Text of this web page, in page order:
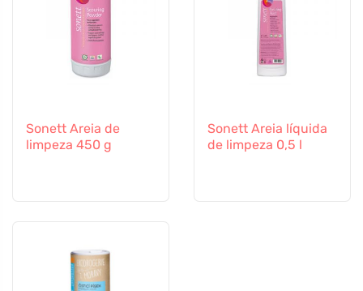
Sonett Areia de
limpeza 450 g
Sonett Areia líquida
de limpeza 0,5 l